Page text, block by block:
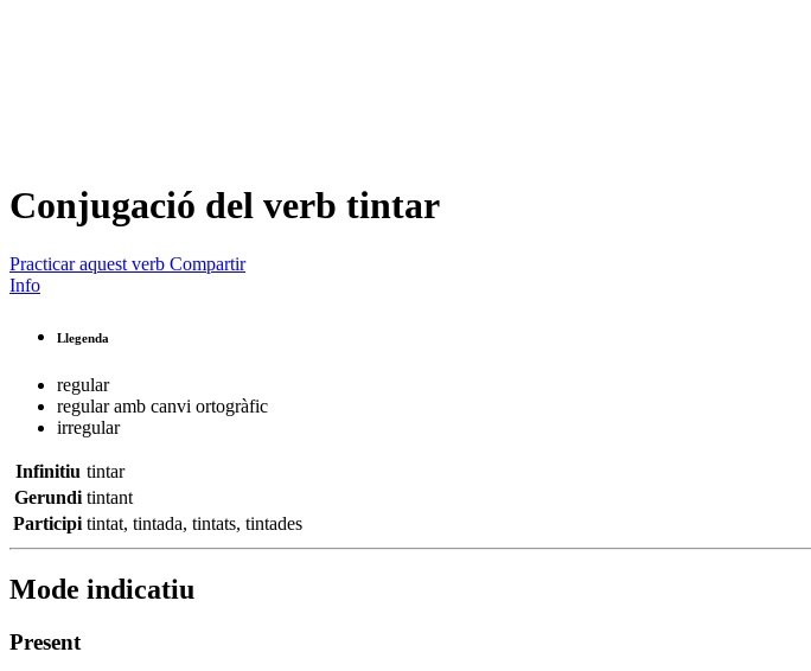
Conjugació del verb tintar
Practicar aquest verb Compartir
Info
Llegenda
regular
regular amb canvi ortogràfic
irregular
Infinitiu tintar
Gerundi tintant
Participi tintat, tintada, tintats, tintades
Mode indicatiu
Present